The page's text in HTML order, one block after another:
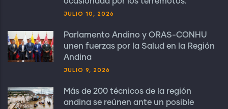
JULIO 10, 2026
Parlamento Andino y ORAS-CONHU
unen fuerzas por la Salud en la Región
Andina
JULIO 9, 2026
Más de 200 técnicos de la región
andina se reúnen ante un posible